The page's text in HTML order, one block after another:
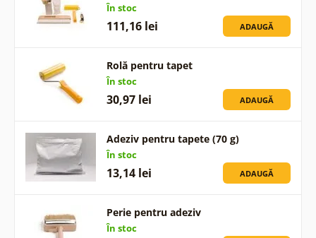
În stoc
111,16 lei ADAUGĂ
Rolă pentru tapet
În stoc
30,97 lei ADAUGĂ
Adeziv pentru tapete (70 g)
În stoc
13,14 lei ADAUGĂ
Perie pentru adeziv
În stoc